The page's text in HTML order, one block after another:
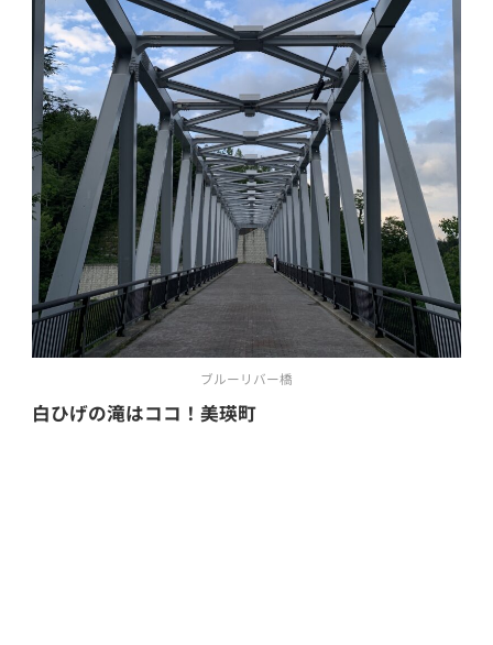
ブルーリバー橋
白ひげの滝はココ！美瑛町